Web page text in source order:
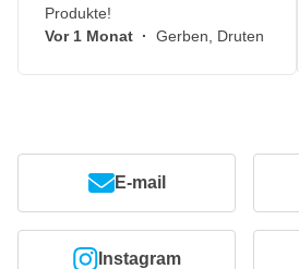
Produkte!
Vor 1 Monat · Gerben, Druten
E-mail
Instagram